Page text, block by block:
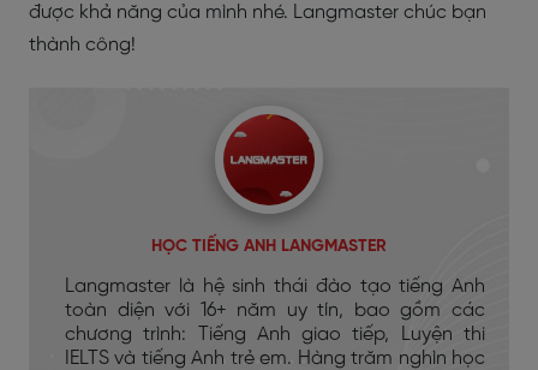
được khả năng của mình nhé. Langmaster chúc bạn
thành công!
HỌC TIẾNG ANH LANGMASTER
Langmaster là hệ sinh thái đào tạo tiếng Anh
toàn diện với 16+ năm uy tín, bao gồm các
chương trình: Tiếng Anh giao tiếp, Luyện thi
IELTS và tiếng Anh trẻ em. Hàng trăm nghìn học